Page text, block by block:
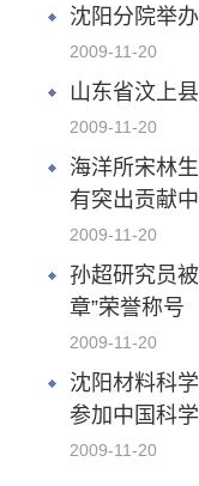
沈阳分院举
2009-11-20
山东省汶上
2009-11-20
海洋所宋林
有突出贡献
2009-11-20
孙超研究员
章”荣誉称号
2009-11-20
沈阳材料科
参加中国科
2009-11-20